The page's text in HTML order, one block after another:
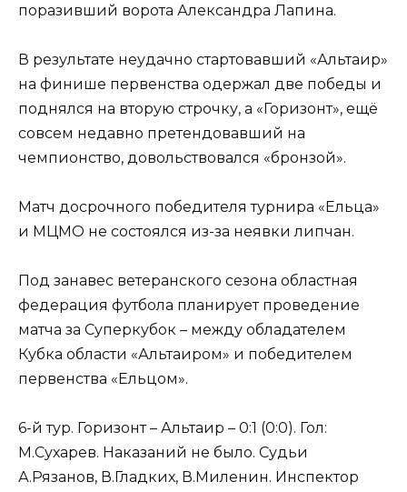
поразивший ворота Александра Лапина.
В результате неудачно стартовавший «Альтаир»
на финише первенства одержал две победы и
поднялся на вторую строчку, а «Горизонт», ещё
совсем недавно претендовавший на
чемпионство, довольствовался «бронзой».
Матч досрочного победителя турнира «Ельца»
и МЦМО не состоялся из-за неявки липчан.
Под занавес ветеранского сезона областная
федерация футбола планирует проведение
матча за Суперкубок – между обладателем
Кубка области «Альтаиром» и победителем
первенства «Ельцом».
6-й тур. Горизонт – Альтаир – 0:1 (0:0). Гол:
М.Сухарев. Наказаний не было. Судьи
А.Рязанов, В.Гладких, В.Миленин. Инспектор